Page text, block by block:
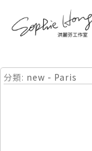
分類: new - Paris